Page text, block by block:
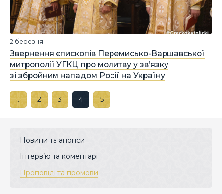
Звернення єпископів Перемисько-Варшавської
митрополії УГКЦ про молитву у зв’язку
зі збройним нападом Росії на Україну
2 березня
… 2 3 4 5
Новини та анонси
Інтерв’ю та коментарі
Проповіді та промови